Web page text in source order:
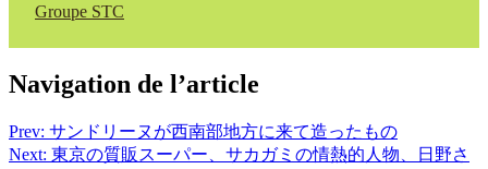
Groupe STC
Navigation de l’article
Prev: サンドリーヌが西南部地方に来て造ったもの
Next: 東京の質販スーパー、サカガミの情熱的人物、日野さ